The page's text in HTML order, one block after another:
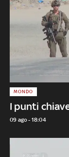
I punti
MONDO
09 ago - 18:04